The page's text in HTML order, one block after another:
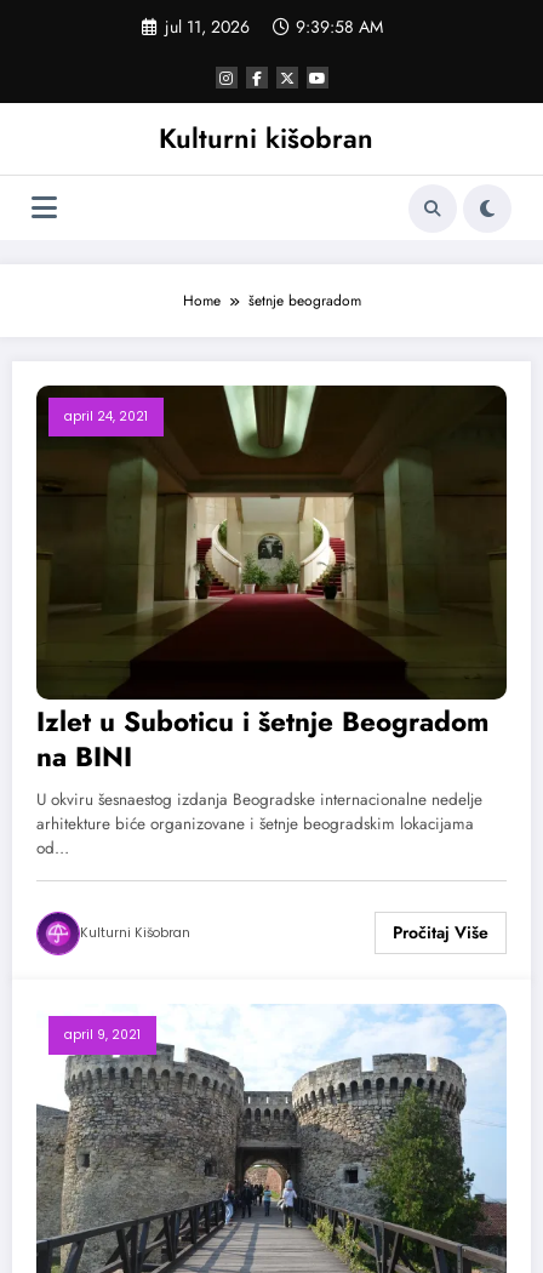
jul 11, 2026 9:39:58 AM
Kulturni kišobran
Home šetnje beogradom
april 24, 2021
Izlet u Suboticu i šetnje Beogradom
na BINI
U okviru šesnaestog izdanja Beogradske internacionalne nedelje
arhitekture biće organizovane i šetnje beogradskim lokacijama
od…
Kulturni Kišobran
april 9, 2021